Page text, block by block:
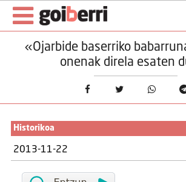
«Ojarbide baserriko
onenak direla esaten
Historikoa
2013-11-22